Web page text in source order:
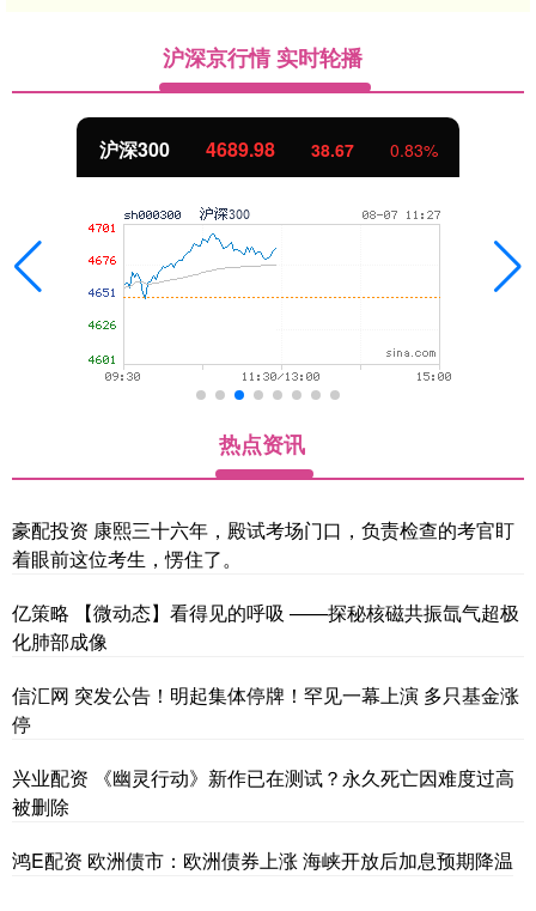
沪深京行情 实时轮播
沪深300 4689.98 38.67 0.83%
热点资讯
豪配投资 康熙三十六年，殿试考场门口，负责检查的考官盯
着眼前这位考生，愣住了。
亿策略 【微动态】看得见的呼吸 ——探秘核磁共振氙气超极
化肺部成像
信汇网 突发公告！明起集体停牌！罕见一幕上演 多只基金涨
停
兴业配资 《幽灵行动》新作已在测试？永久死亡因难度过高
被删除
鸿E配资 欧洲债市：欧洲债券上涨 海峡开放后加息预期降温